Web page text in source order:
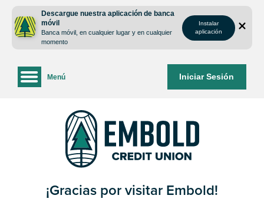
contenido
inicio
Descargue nuestra aplicación de banca
móvil
Banca móvil, en cualquier lugar y en cualquier
momento
Instalar
aplicación
Iniciar Sesión
Menú
¡Gracias por visitar Embold!